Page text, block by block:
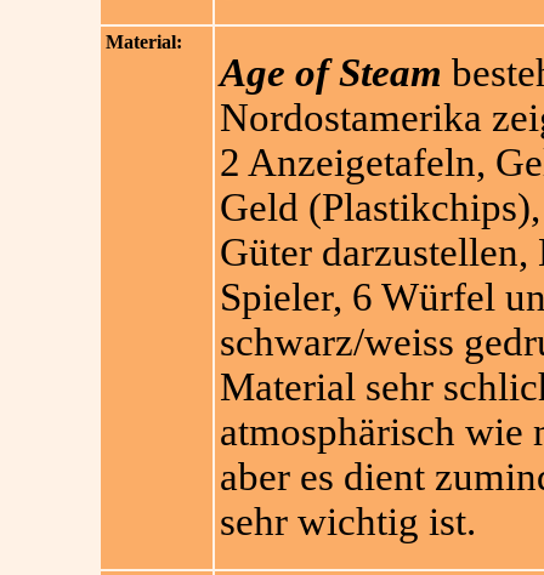
Material:
Age of Steam
Nordostamerika
2 Anzeigetafeln,
Geld
Güter
Spieler, 6 Würfel
schwarz/weiss
Material sehr
atmosphärisch wie
aber es dient
sehr wichtig ist.